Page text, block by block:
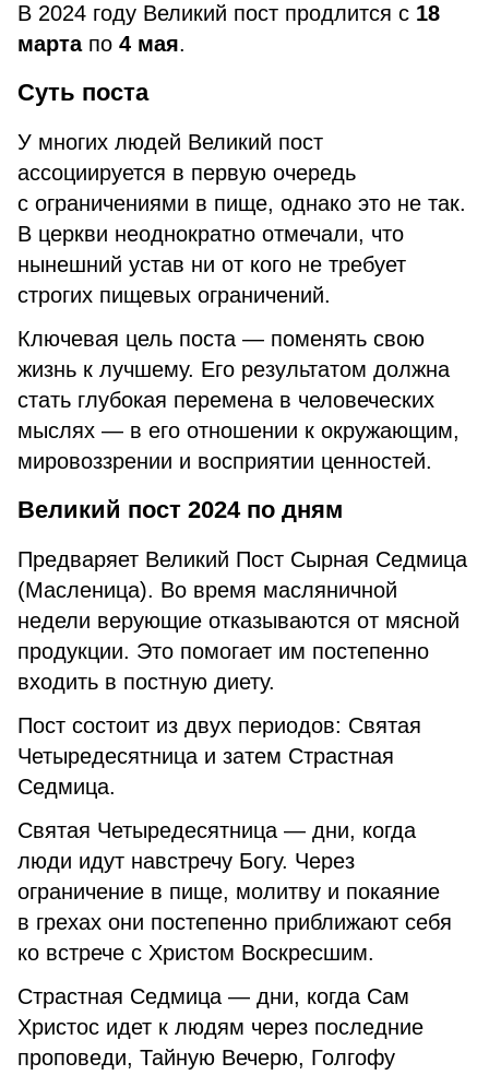
В 2024 году Великий пост продлится с 18
мартапо 4 мая.
Суть поста
У многих людей Великий пост
ассоциируется в первую очередь
с ограничениями в пище, однако это не так.
В церкви неоднократно отмечали, что
нынешний устав ни от кого не требует
строгих пищевых ограничений.
Ключевая цель поста — поменять свою
жизнь к лучшему. Его результатом должна
стать глубокая перемена в человеческих
мыслях — в его отношении к окружающим,
мировоззрении и восприятии ценностей.
Великий пост 2024 по дням
Предваряет Великий Пост Сырная Седмица
(Масленица). Во время масляничной
недели верующие отказываются от мясной
продукции. Это помогает им постепенно
входить в постную диету.
Пост состоит из двух периодов: Святая
Четыредесятница и затем Страстная
Седмица.
Святая Четыредесятница — дни, когда
люди идут навстречу Богу. Через
ограничение в пище, молитву и покаяние
в грехах они постепенно приближают себя
ко встрече с Христом Воскресшим.
Страстная Седмица — дни, когда Сам
Христос идет к людям через последние
проповеди, Тайную Вечерю, Голгофу